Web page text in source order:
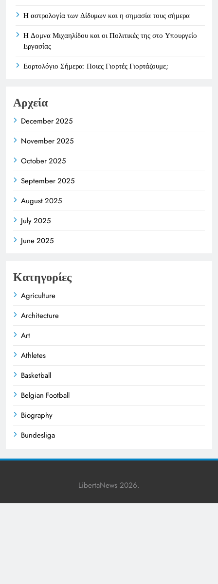
Η αστρολογία των Δίδυμων και η σημασία τους σήμερα
Η Δομνα Μιχαηλίδου και οι Πολιτικές της στο Υπουργείο
Εργασίας
Εορτολόγιο Σήμερα: Ποιες Γιορτές Γιορτάζουμε;
Αρχεία
December 2025
November 2025
October 2025
September 2025
August 2025
July 2025
June 2025
Κατηγορίες
Agriculture
Architecture
Art
Athletes
Basketball
Belgian Football
Biography
Bundesliga
LibertaNews 2026.